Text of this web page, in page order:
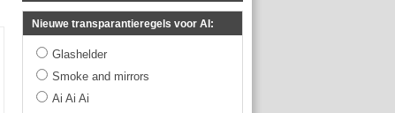
Nieuwe transparantieregels voor AI:
Glashelder
Smoke and mirrors
Ai Ai Ai